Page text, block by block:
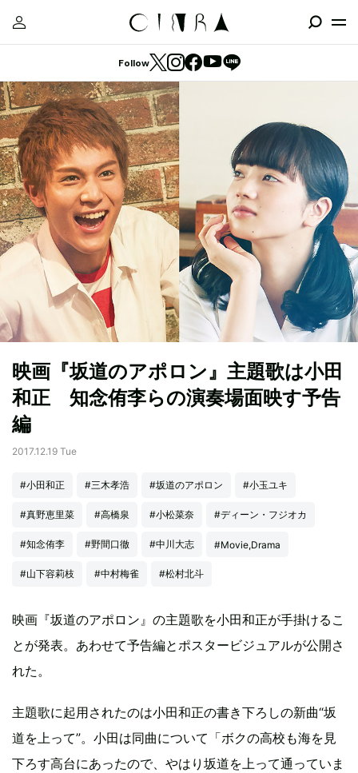
Follow
映画『坂道のアポロン』主題歌は小田
和正 知念侑李らの演奏場面映す予告
編
2017.12.19 Tue
#小田和正 #三木孝浩 #坂道のアポロン #小玉ユキ
#真野恵里菜 #高橋泉 #小松菜奈 #ディーン・フジオカ
#知念侑李 #野間口徹 #中川大志 #Movie,Drama
#山下容莉枝 #中村梅雀 #松村北斗
映画『坂道のアポロン』の主題歌を小田和正が手掛けるこ
とが発表。あわせて予告編とポスタービジュアルが公開さ
れた。
主題歌に起用されたのは小田和正の書き下ろしの新曲“坂
道を上って”。小田は同曲について「ボクの高校も海を見
下ろす高台にあったので、やはり坂道を上って通っていま